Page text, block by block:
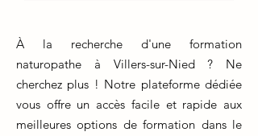
À la recherche d'une formation
naturopathe à Villers-sur-Nied ? Ne
cherchez plus ! Notre plateforme dédiée
vous offre un accès facile et rapide aux
meilleures options de formation dans le